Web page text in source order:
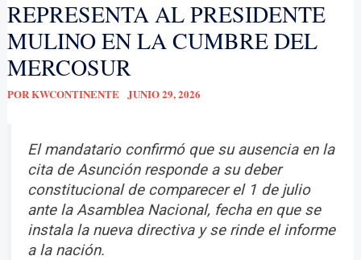
REPRESENTA AL PRESIDENTE
MULINO EN LA CUMBRE DEL
MERCOSUR
PORKWCONTINENTE JUNIO 29, 2026
El mandatario confirmó que su ausencia en la
cita de Asunción responde a su deber
constitucional de comparecer el 1 de julio
ante la Asamblea Nacional, fecha en que se
instala la nueva directiva y se rinde el informe
a la nación.